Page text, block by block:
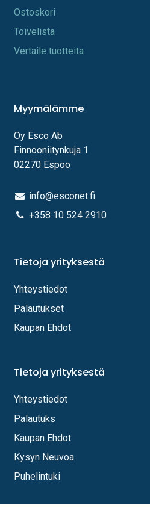
Os​toskori
Toi​velista
Vertaile tuotteita
Myymälämme
Oy Esco Ab
Finnooniitynkuja 1
02270 Espoo
info@esconet.fi
+358 10 524 2910
Tietoja yrityksestä
Yhteystiedot
Palautukset
Kaupan Ehdot
Tietoja yrityksestä
Yhteystiedot
Palautuks
Kaupan Ehdot
Kysyn Neuvoa
Puhelintuki